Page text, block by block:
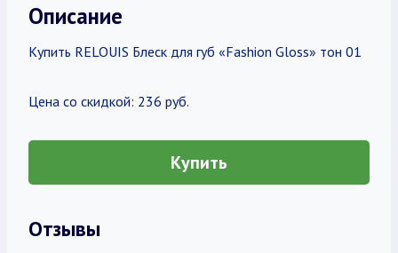
Описание
Купить RELOUIS Блеск для губ «Fashion Gloss» тон 01
Цена со скидкой: 236 руб.
Купить
Отзывы